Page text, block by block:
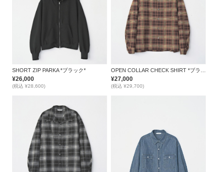
SHORT ZIP PARKA *ブラック*
¥26,000
(税込 ¥28,600)
OPEN COLLAR CHECK SHIRT *ブラウン*
¥27,000
(税込 ¥29,700)